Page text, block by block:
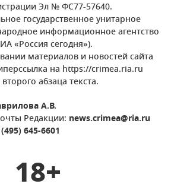
Эл № ФС77-57640.
государственное унитарное
информационное агентство
«Россия сегодня»).
материалов и новостей сайта
на https://crimea.ria.ru
абзаца текста.
А.В.
Редакции: news.crimea@ria.ru
645-6601
18+